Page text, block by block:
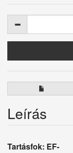
Leírás
Tartásfok: EF-